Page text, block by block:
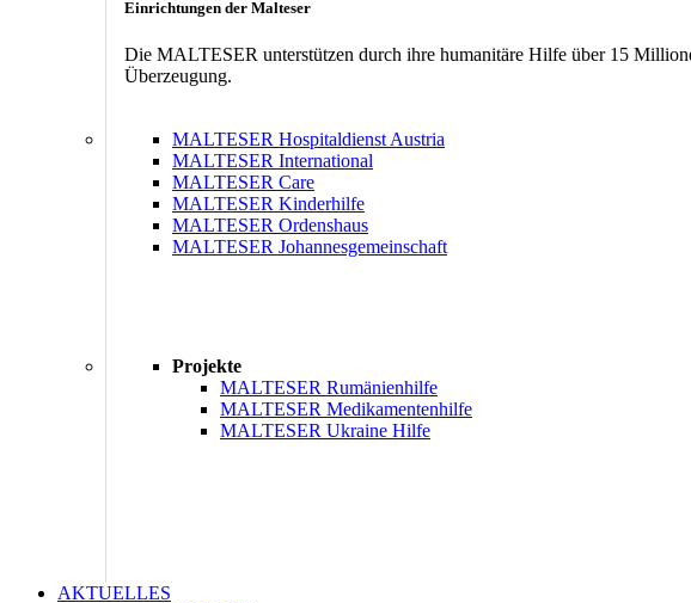
Einrichtungen der Malteser
Die MALTESER unterstützen durch ihre humanitäre Hilfe über 15
Überzeugung.
MALTESER Hospitaldienst Austria
MALTESER International
MALTESER Care
MALTESER Kinderhilfe
MALTESER Ordenshaus
MALTESER Johannesgemeinschaft
Projekte
MALTESER Rumänienhilfe
MALTESER Medikamentenhilfe
MALTESER Ukraine Hilfe
AKTUELLES